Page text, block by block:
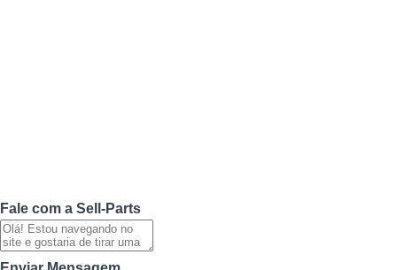
Fale com a Sell-Parts